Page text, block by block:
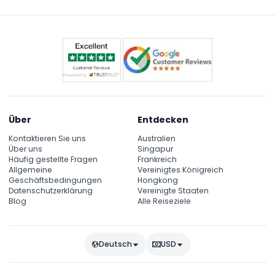
Über
Kontaktieren Sie uns
Über uns
Häufig gestellte Fragen
Allgemeine
Geschäftsbedingungen
Datenschutzerklärung
Blog
Entdecken
Australien
Singapur
Frankreich
Vereinigtes Königreich
Hongkong
Vereinigte Staaten
Alle Reiseziele
Deutsch USD